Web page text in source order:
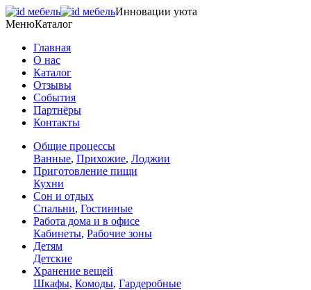
Инновации уюта
МенюКаталог
Главная
О нас
Каталог
Отзывы
События
Партнёры
Контакты
Общие процессы
Ванные, Прихожие, Лоджии
Приготовление пищи
Кухни
Сон и отдых
Спальни, Гостинные
Работа дома и в офисе
Кабинеты, Рабочие зоны
Детям
Детские
Хранение вещей
Шкафы, Комоды, Гардеробные